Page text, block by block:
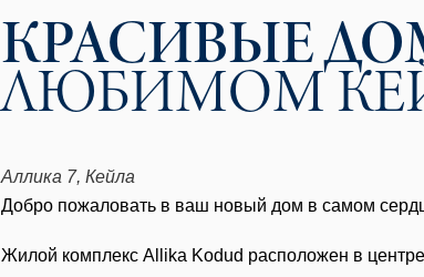
КРАСИВЫЕ
ЛЮБИМОМ
Аллика 7, Кейла
Добро пожаловать в ваш новый дом в самом
Жилой комплекс Allika Kodud расположен в